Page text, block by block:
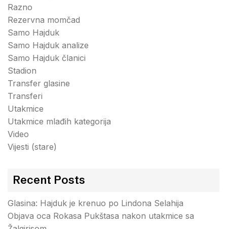
Razno
Rezervna momčad
Samo Hajduk
Samo Hajduk analize
Samo Hajduk članici
Stadion
Transfer glasine
Transferi
Utakmice
Utakmice mlađih kategorija
Video
Vijesti (stare)
Recent Posts
Glasina: Hajduk je krenuo po Lindona Selahija
Objava oca Rokasa Pukštasa nakon utakmice sa